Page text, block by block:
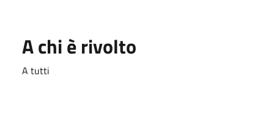
A chi è rivolto
A tutti